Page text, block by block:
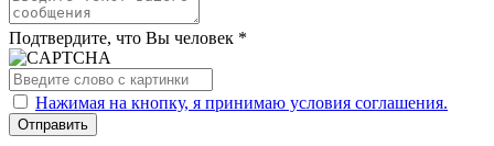
Подтвердите, что Вы человек *
Нажимая на кнопку, я принимаю условия соглашения.
Отправить